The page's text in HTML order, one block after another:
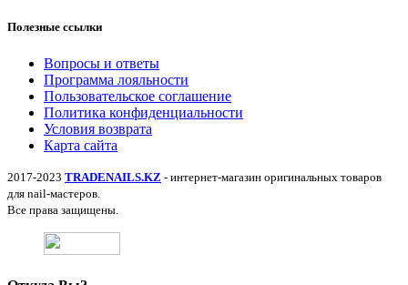
Полезные ссылки
Вопросы и ответы
Программа лояльности
Пользовательское соглашение
Политика конфиденциальности
Условия возврата
Карта сайта
2017-2023 TRADENAILS.KZ - интернет-магазин оригинальных товаров
для nail-мастеров.
Все права защищены.